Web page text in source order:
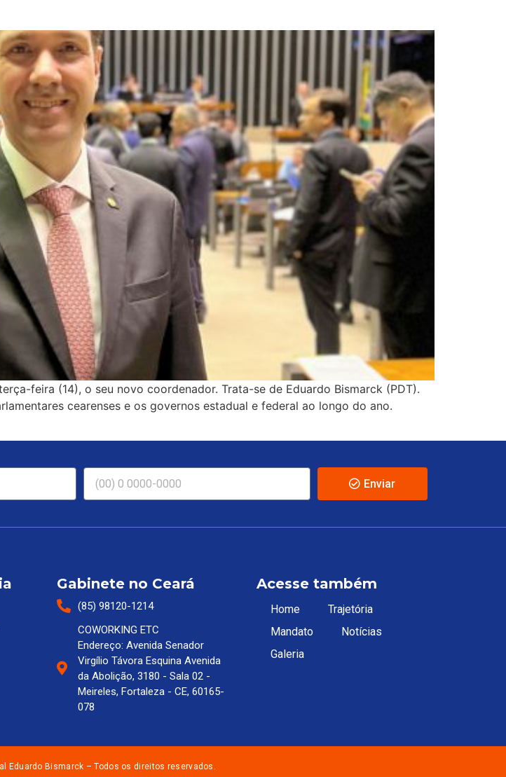
feira (14), o seu novo coordenador. Trata-se de Eduardo Bismarck (PDT).
cearenses e os governos estadual e federal ao longo do ano.
Enviar
Gabinete no Ceará
(85) 98120-1214
COWORKING ETC
Endereço: Avenida Senador
Virgílio Távora Esquina Avenida
da Abolição, 3180 - Sala 02 -
Meireles, Fortaleza - CE, 60165-
078
Acesse também
Home
Trajetória
Mandato
Notícias
Galeria
Eduardo Bismarck – Todos os direitos reservados.